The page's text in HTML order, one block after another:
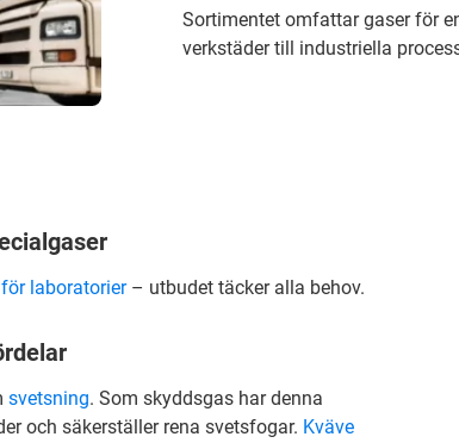
Sortimentet omfattar gaser för
verkstäder till industriella
laboratorier– utbudet täcker alla behov.
svetsning. Som skyddsgas har denna
och säkerställer rena svetsfogar. Kväve